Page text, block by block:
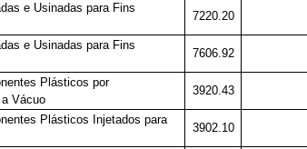
e Usinadas para Fins
7220.20
e Usinadas para Fins
7606.92
Plásticos por
Vácuo
3920.43
Plásticos Injetados para
3902.10